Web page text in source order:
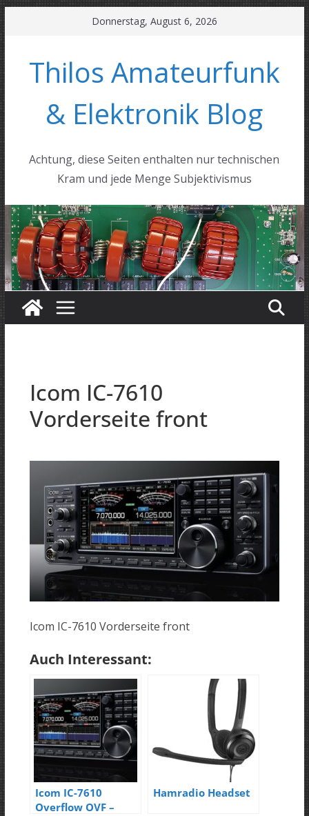
Inhalt
springen
Donnerstag, August 6, 2026
Thilos Amateurfunk
& Elektronik Blog
Achtung, diese Seiten enthalten nur technischen
Kram und jede Menge Subjektivismus
Icom IC-7610
Vorderseite front
Icom IC-7610 Vorderseite front
Auch Interessant:
Icom IC-7610
Overflow OVF –
Hamradio Headset